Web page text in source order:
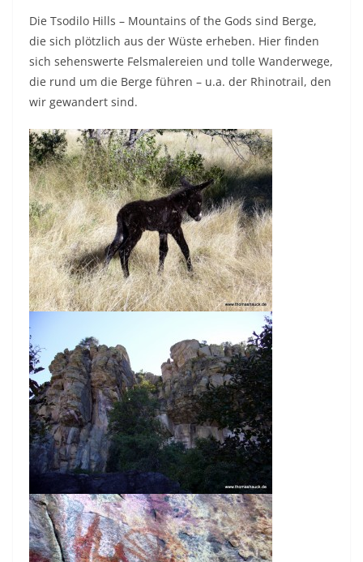
Die Tsodilo Hills – Mountains of the Gods sind Berge,
die sich plötzlich aus der Wüste erheben. Hier finden
sich sehenswerte Felsmalereien und tolle Wanderwege,
die rund um die Berge führen – u.a. der Rhinotrail, den
wir gewandert sind.